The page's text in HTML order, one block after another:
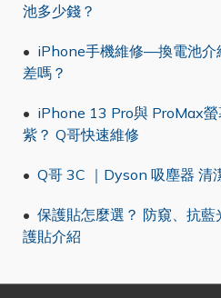
池多少錢？
• iPhone手機維修—換電池介
差嗎？
• iPhone 13 Pro與 ProMax
紫？ Q哥快速維修
• Q哥 3C ｜Dyson 吸塵器 清
• 保護貼怎麼選？ 防窺、抗
護貼介紹